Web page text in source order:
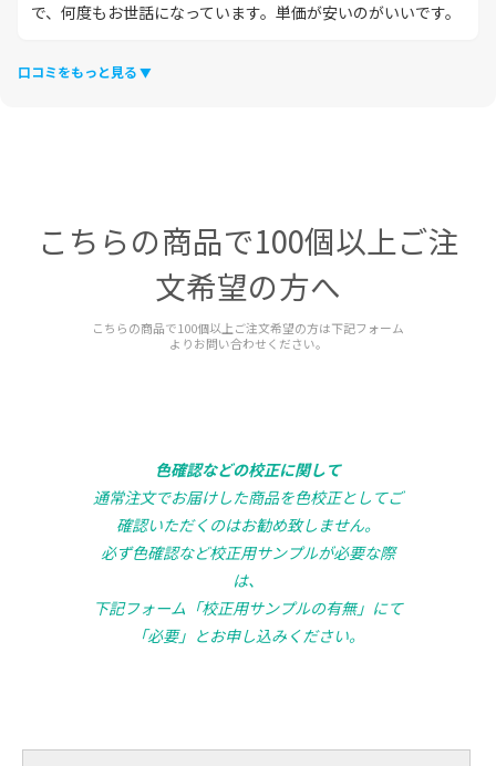
で、何度もお世話になっています。単価が安いのがいいです。
口コミをもっと見る
こちらの商品で100個以上ご注
文希望の方へ
こちらの商品で100個以上ご注文希望の方は下記フォーム
よりお問い合わせください。
色確認などの校正に関して
通常注文でお届けした商品を色校正としてご
確認いただくのはお勧め致しません。
必ず色確認など校正用サンプルが必要な際
は、
下記フォーム「校正用サンプルの有無」にて
「必要」とお申し込みください。